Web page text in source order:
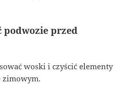
podwozie przed
woski i czyścić elementy
zimowym.